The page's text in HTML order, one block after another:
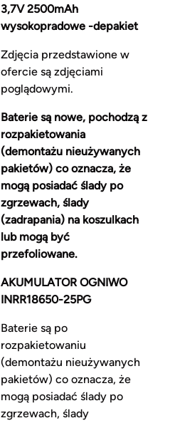
3,7V 2500mAh
wysokopradowe -depakiet
Zdjęcia przedstawione w
ofercie są zdjęciami
poglądowymi.
Baterie są nowe, pochodzą z
rozpakietowania
(demontażu nieużywanych
pakietów) co oznacza, że
mogą posiadać ślady po
zgrzewach, ślady
(zadrapania) na koszulkach
lub mogą być
przefoliowane.
AKUMULATOR OGNIWO
INRR18650-25PG
Baterie są po
rozpakietowaniu
(demontażu nieużywanych
pakietów) co oznacza, że
mogą posiadać ślady po
zgrzewach, ślady